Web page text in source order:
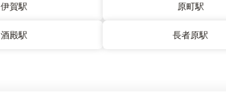
伊賀駅 原町駅
酒殿駅 長者原駅